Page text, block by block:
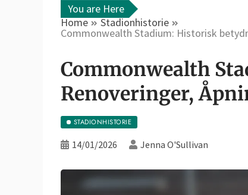
You are Here
Home
Stadionhistorie
Commonwealth Stadium: Historisk
Commonwealth
Renoveringer,
STADIONHISTORIE
14/01/2026 Jenna O'Sullivan